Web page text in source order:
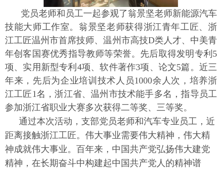
党员老师和员工一起参观了翁景坚老师新能源汽车
技能大师工作室。翁景坚老师获得浙江青年工匠、浙
江工匠温州市首席技师、温州市高技D类人才、中美青
年创客国赛优秀指导教师等荣誉。先后取得发明专利5
项、实用新型专利4项、软件著作3项、论文5篇。近三
年来，先后为企业培训技术人员1000余人次，培养浙
江工匠1名，浙江省、温州市技术能手多名，指导员工
参加浙江省职业大赛多次获得二等奖、三等奖。
通过本次活动，支部党员老师和汽车专业员工，近
距离接触浙江工匠。伟大事业需要伟大精神，伟大精
神成就伟大事业。百年来，中国共产党弘扬伟大建党
精神，在长期奋斗中构建起中国共产党人的精神谱